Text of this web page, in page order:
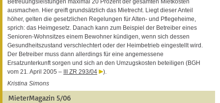
Betreuungsleistungen maximal 20 Prozent der gesamten Mietkosten
ausmachen. Hier greift grundsätzlich das Mietrecht. Liegt dieser Anteil
höher, gelten die gesetzlichen Regelungen für Alten- und Pflegeheime,
sprich: das Heimgesetz. Danach kann zum Beispiel der Betreiber eines
Senioren-Wohnsitzes einem Bewohner kündigen, wenn sich dessen
Gesundheitszustand verschlechtert oder der Heimbetrieb eingestellt wird.
Der Betreiber muss dann allerdings für eine angemessene
Ersatzunterkunft sorgen und sich an den Umzugskosten beteiligen (BGH
vom 21. April 2005 – III ZR 293/04
).
Kristina Simons
MieterMagazin 5/06